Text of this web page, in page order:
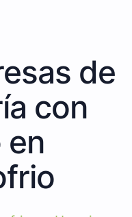
de
con
en